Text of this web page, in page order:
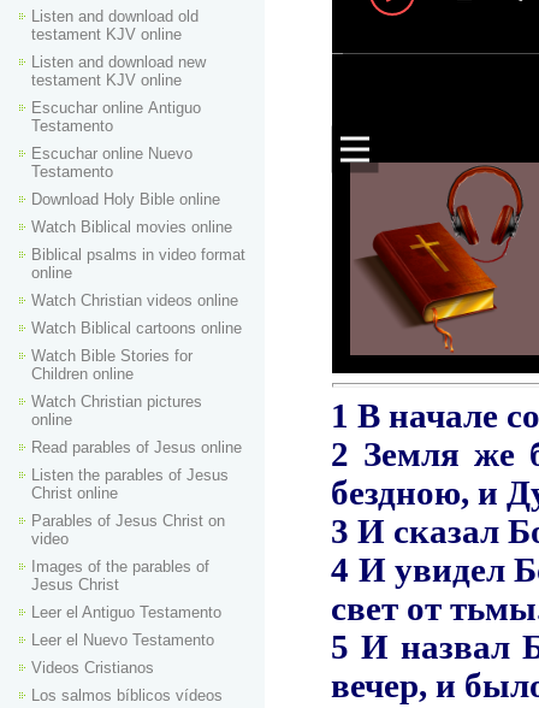
Listen and download old
testament KJV online
Listen and download new
testament KJV online
Escuchar online Аntiguo
Testamento
Escuchar online Nuevo
Testamento
Download Holy Bible online
Watch Biblical movies online
Biblical psalms in video format
online
Watch Christian videos online
Watch Biblical cartoons online
Watch Bible Stories for
Children online
Watch Christian pictures
online
Read parables of Jesus online
Listen the parables of Jesus
Christ online
Parables of Jesus Christ on
video
Images of the parables of
Jesus Christ
Leer el Antiguo Testamento
Leer el Nuevo Testamento
Videos Cristianos
Los salmos bíblicos vídeos